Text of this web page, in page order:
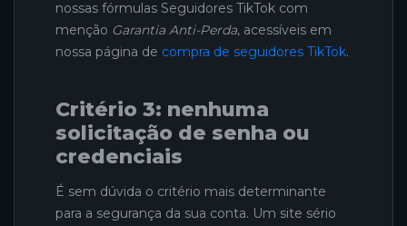
nossas fórmulas Seguidores TikTok com
menção Garantia Anti-Perda, acessíveis em
nossa página de compra de seguidores TikTok.
Critério 3: nenhuma
solicitação de senha ou
credenciais
É sem dúvida o critério mais determinante
para a segurança da sua conta. Um site sério